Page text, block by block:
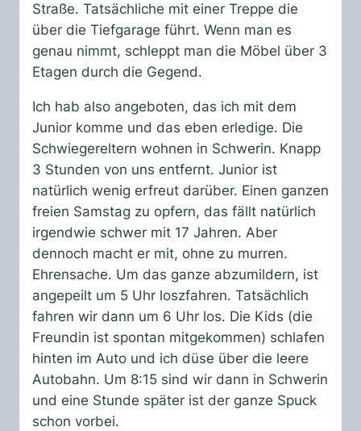
Straße. Tatsächliche mit einer Treppe die
über die Tiefgarage führt. Wenn man es
genau nimmt, schleppt man die Möbel über 3
Etagen durch die Gegend.
Ich hab also angeboten, das ich mit dem
Junior komme und das eben erledige. Die
Schwiegereltern wohnen in Schwerin. Knapp
3 Stunden von uns entfernt. Junior ist
natürlich wenig erfreut darüber. Einen ganzen
freien Samstag zu opfern, das fällt natürlich
irgendwie schwer mit 17 Jahren. Aber
dennoch macht er mit, ohne zu murren.
Ehrensache. Um das ganze abzumildern, ist
angepeilt um 5 Uhr loszfahren. Tatsächlich
fahren wir dann um 6 Uhr los. Die Kids (die
Freundin ist spontan mitgekommen) schlafen
hinten im Auto und ich düse über die leere
Autobahn. Um 8:15 sind wir dann in Schwerin
und eine Stunde später ist der ganze Spuck
schon vorbei.